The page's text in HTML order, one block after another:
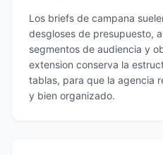
Los briefs de campana
desgloses de presupuesto,
segmentos de audiencia y
extension conserva la
tablas, para que la agencia
y bien organizado.